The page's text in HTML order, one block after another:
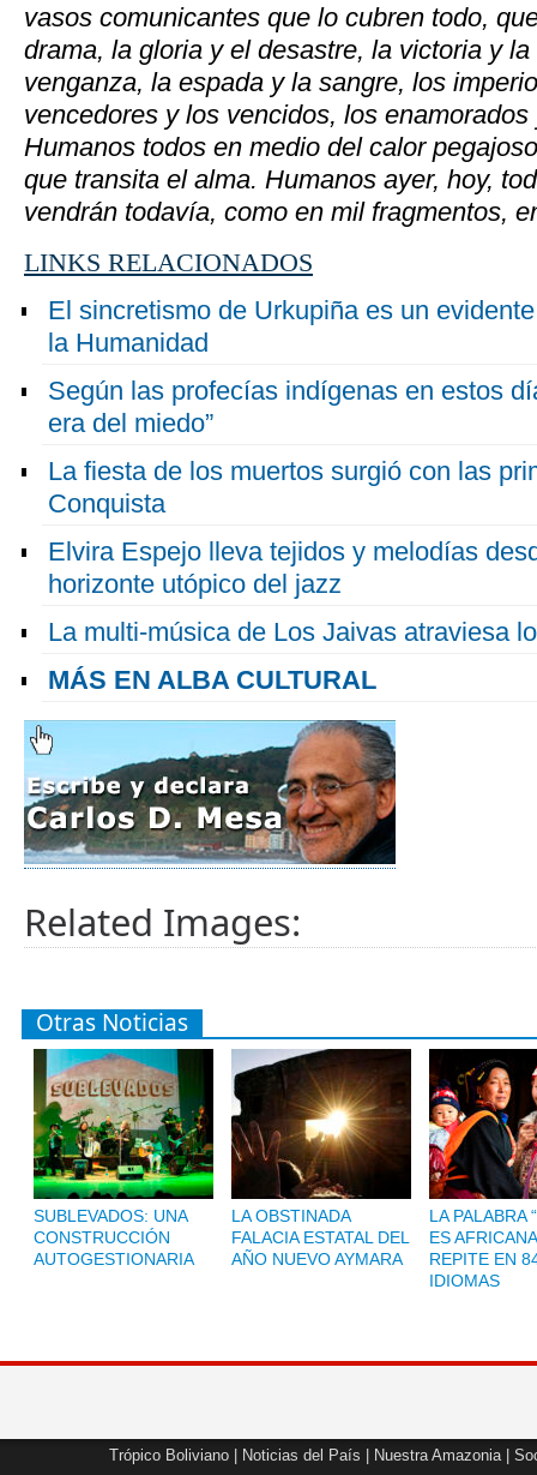
vasos comunicantes que lo cubren todo,
drama, la gloria y el desastre, la victoria y
venganza, la espada y la sangre, los
vencedores y los vencidos, los
Humanos todos en medio del calor
que transita el alma. Humanos ayer, hoy,
vendrán todavía, como en mil fragmentos,
LINKS RELACIONADOS
El sincretismo de Urkupiña es un
la Humanidad
Según las profecías indígenas en estos
era del miedo”
La fiesta de los muertos surgió con las
Conquista
Elvira Espejo lleva tejidos y melodías
horizonte utópico del jazz
La multi-música de Los Jaivas atraviesa
MÁS EN ALBA CULTURAL
Related Images:
Otras Noticias
SUBLEVADOS: UNA
CONSTRUCCIÓN
AUTOGESTIONARIA
LA OBSTINADA
FALACIA ESTATAL DEL
AÑO NUEVO AYMARA
LA PALABRA
ES
REPITE EN
IDIOMAS
Trópico Boliviano Noticias del País Nuestra Amazonia|